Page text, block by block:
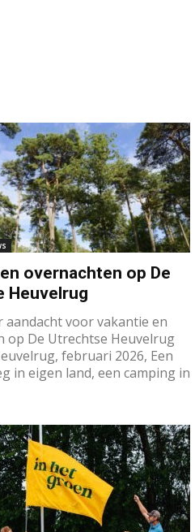
overnachten op De
Heuvelrug
aandacht voor vakantie en
op De Utrechtse Heuvelrug
februari 2026, Een
in eigen land, een camping in